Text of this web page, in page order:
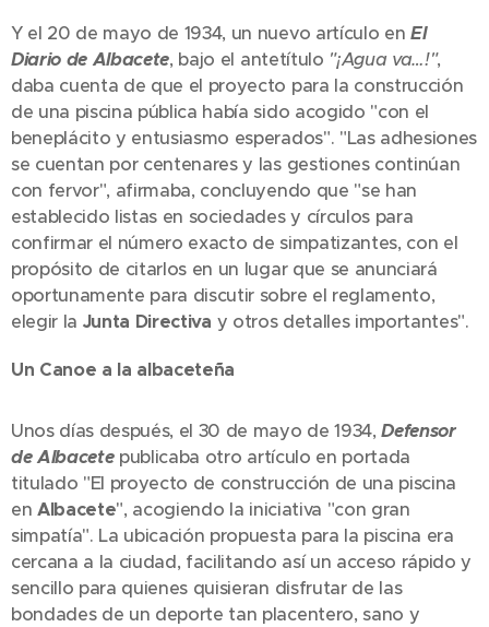
Y el 20 de mayo de 1934, un nuevo artículo en El
Diario de Albacete, bajo el antetítulo "¡Agua va…!",
daba cuenta de que el proyecto para la construcción
de una piscina pública había sido acogido "con el
beneplácito y entusiasmo esperados". "Las adhesiones
se cuentan por centenares y las gestiones continúan
con fervor", afirmaba, concluyendo que "se han
establecido listas en sociedades y círculos para
confirmar el número exacto de simpatizantes, con el
propósito de citarlos en un lugar que se anunciará
oportunamente para discutir sobre el reglamento,
elegir la Junta Directiva y otros detalles importantes".
Un Canoe a la albaceteña
Unos días después, el 30 de mayo de 1934,Defensor
de Albacetepublicaba otro artículo en portada
titulado "El proyecto de construcción de una piscina
enAlbacete", acogiendo la iniciativa "con gran
simpatía". La ubicación propuesta para la piscina era
cercana a la ciudad, facilitando así un acceso rápido y
sencillo para quienes quisieran disfrutar de las
bondades de un deporte tan placentero, sano y